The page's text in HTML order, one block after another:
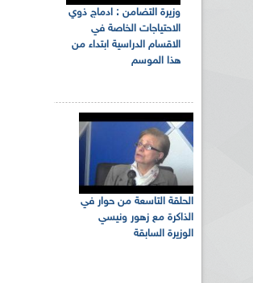
وزيرة التضامن : ادماج ذوي
الاحتياجات الخاصة في
الاقسام الدراسية ابتداء من
هذا الموسم
الحلقة التاسعة من حوار في
الذاكرة مع زهور ونيسي
الوزيرة السابقة